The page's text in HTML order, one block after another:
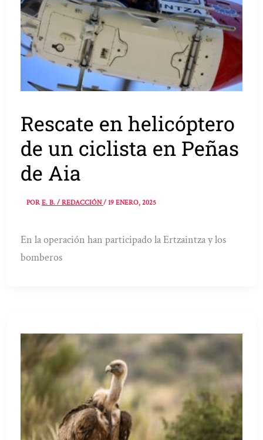
Rescate en helicóptero
de un ciclista en Peñas
de Aia
PORE. B. / REDACCIÓN/19 ENERO, 2025
En la operación han participado la Ertzaintza y los
bomberos